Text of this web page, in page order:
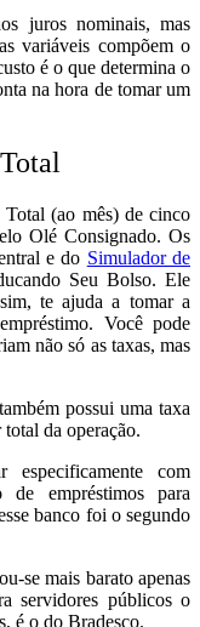
juros nominais, mas
variáveis compõem o
é o quedetermina o
na hora de tomar um
(ao mês) de cinco
Olé Consignado. Os
e do Simulador de
Seu Bolso. Ele
te ajuda a tomar a
Você pode
não só as taxas, mas
possui uma taxa
da operação.
com
de empréstimos para
banco foi o segundo
se mais barato apenas
servidores públicos o
é o do Bradesco.